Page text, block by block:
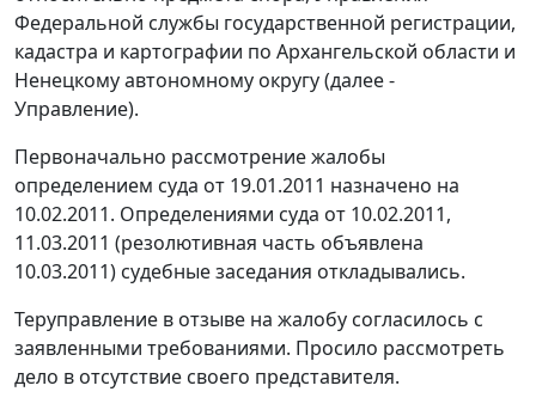
Федеральной службы государственной регистрации,
кадастра и картографии по Архангельской области и
Ненецкому автономному округу (далее -
Управление).
Первоначально рассмотрение жалобы
определением суда от 19.01.2011 назначено на
10.02.2011. Определениями суда от 10.02.2011,
11.03.2011 (резолютивная часть объявлена
10.03.2011) судебные заседания откладывались.
Теруправление в отзыве на жалобу согласилось с
заявленными требованиями. Просило рассмотреть
дело в отсутствие своего представителя.